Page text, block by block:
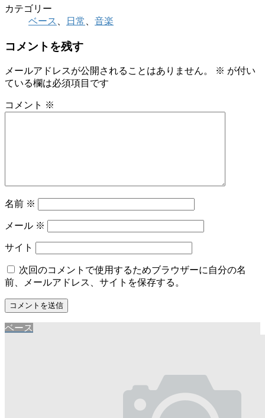
カテゴリー
ベース
日常 音楽
コメントを残す
メールアドレスが公開されることはありません。 ※ が付い
ている欄は必須項目です
コメント ※
名前 ※
メール ※
サイト
次回のコメントで使用するためブラウザーに自分の名
前、メールアドレス、サイトを保存する。
ベース